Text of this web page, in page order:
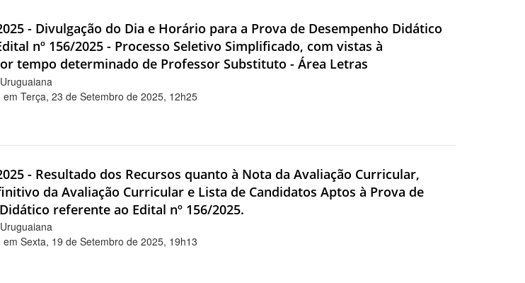
- Divulgação do Dia e Horário para a Prova de Desempenho Didático
nº 156/2025 - Processo Seletivo Simplificado, com vistas à
tempo determinado de Professor Substituto - Área Letras
em Terça, 23 de Setembro de 2025, 12h25
- Resultado dos Recursos quanto à Nota da Avaliação Curricular,
da Avaliação Curricular e Lista de Candidatos Aptos à Prova de
referente ao Edital nº 156/2025.
Sexta, 19 de Setembro de 2025, 19h13